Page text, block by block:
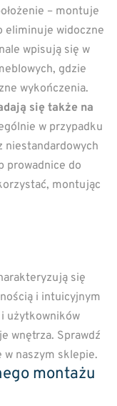
– montuje
eliminuje widoczne
wpisują się w
gdzie
wykończenia.
się także na
w przypadku
niestandardowych
prowadnice do
montując
się
i intuicyjnym
użytkowników
wnętrza. Sprawdź
w naszym sklepie.
montażu